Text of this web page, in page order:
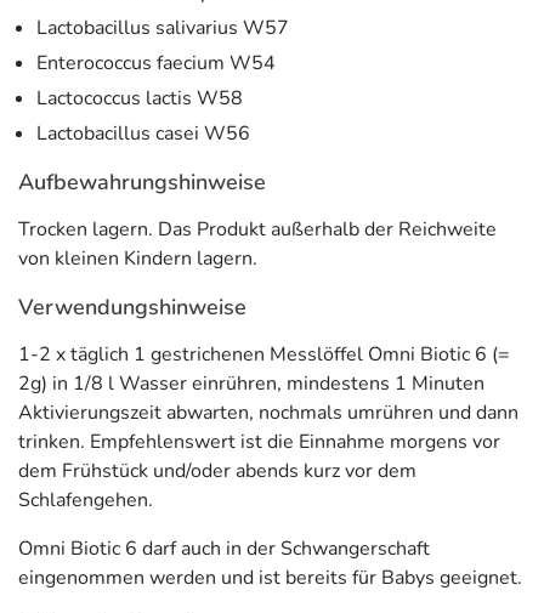
besiedeln.
Inhaltsstoffe
Bifidobacterium animalis W53
Lactobacillus salivarius W57
Enterococcus faecium W54
Lactococcus lactis W58
Lactobacillus casei W56
Adresse des Lebensmittel-Unternehmens
INSTITUT ALLERGOSAN Deutschland (privat) GmbH
Nördliche Münchner Straße 47
82031 Grünwald
Informationen zu diesem Lebensmittel (wie z. B. Zutaten,
hinterlegt. (oben)
Lactobacillus salivarius W57
Enterococcus faecium W54
Lactococcus lactis W58
Lactobacillus casei W56
Aufbewahrungshinweise
Trocken lagern. Das Produkt außerhalb der Reichweite
von kleinen Kindern lagern.
Verwendungshinweise
1-2 x täglich 1 gestrichenen Messlöffel Omni Biotic 6 (=
2g) in 1/8 l Wasser einrühren, mindestens 1 Minuten
Aktivierungszeit abwarten, nochmals umrühren und dann
trinken. Empfehlenswert ist die Einnahme morgens vor
dem Frühstück und/oder abends kurz vor dem
Schlafengehen.
Omni Biotic 6 darf auch in der Schwangerschaft
eingenommen werden und ist bereits für Babys geeignet.